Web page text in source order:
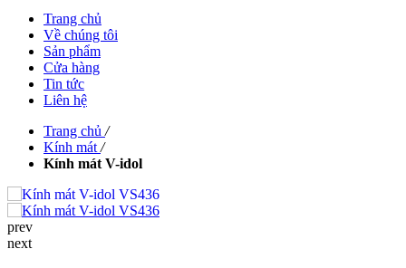
Trang chủ
Về chúng tôi
Sản phẩm
Cửa hàng
Tin tức
Liên hệ
Trang chủ /
Kính mát /
Kính mát V-idol
prev
next